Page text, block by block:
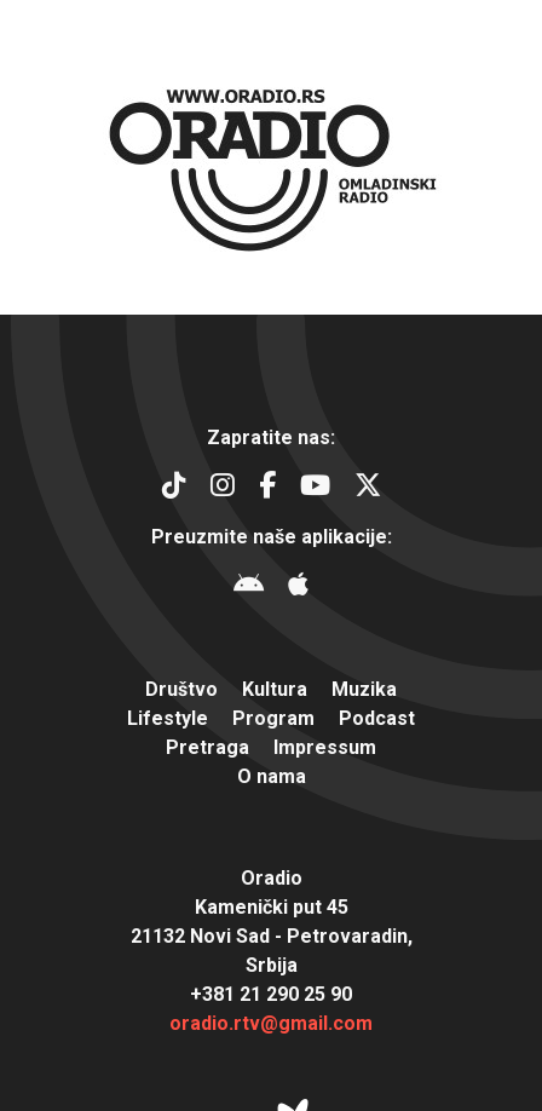
Zapratite nas:
Preuzmite naše aplikacije:
Društvo Kultura
Muzika
Lifestyle
Program
Podcast
Pretraga
Impressum
O nama
Oradio
Kamenički put 45
21132 Novi Sad - Petrovaradin,
Srbija
+381 21 290 25 90
oradio.rtv@gmail.com